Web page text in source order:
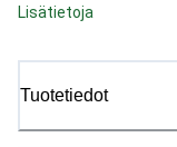
Lisätietoja
Tuotetiedot